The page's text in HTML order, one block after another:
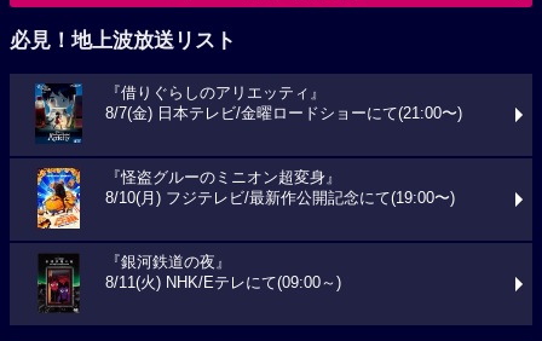
必見！地上波放送リスト
『借りぐらしのアリエッティ』
8/7(金) 日本テレビ/金曜ロードショーにて(21:00〜)
『怪盗グルーのミニオン超変身』
8/10(月) フジテレビ/最新作公開記念にて(19:00〜)
『銀河鉄道の夜』
8/11(火) NHK/Eテレにて(09:00～)